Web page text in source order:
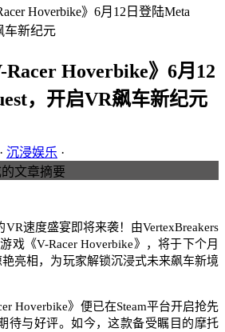
Hoverbike》6月12日登陆Meta
车新纪元
Hoverbike》6月12
，开启VR飙车新纪元
沉浸娱乐 ·
文章摘要
速度盛宴即将来袭！由VertexBreakers
戏《V-Racer Hoverbike》，将于下个月
艳亮相，为玩家解锁沉浸式未来飙车新境
Hoverbike》便已在Steam平台开启抢先
待与好评。如今，这款备受瞩目的摩托